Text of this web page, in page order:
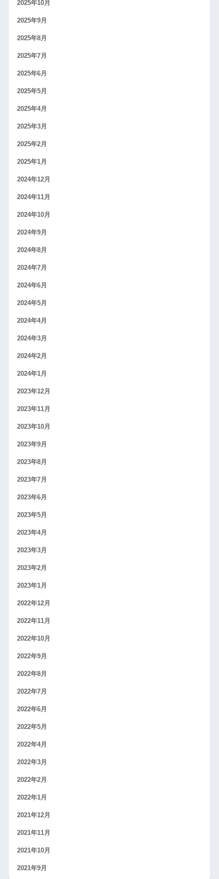
2025年10月
2025年9月
2025年8月
2025年7月
2025年6月
2025年5月
2025年4月
2025年3月
2025年2月
2025年1月
2024年12月
2024年11月
2024年10月
2024年9月
2024年8月
2024年7月
2024年6月
2024年5月
2024年4月
2024年3月
2024年2月
2024年1月
2023年12月
2023年11月
2023年10月
2023年9月
2023年8月
2023年7月
2023年6月
2023年5月
2023年4月
2023年3月
2023年2月
2023年1月
2022年12月
2022年11月
2022年10月
2022年9月
2022年8月
2022年7月
2022年6月
2022年5月
2022年4月
2022年3月
2022年2月
2022年1月
2021年12月
2021年11月
2021年10月
2021年9月